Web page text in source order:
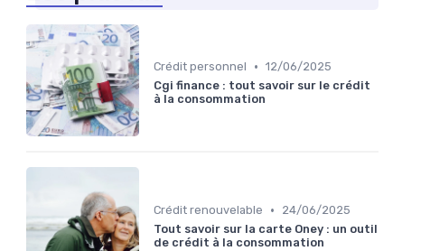
Crédit personnel • 12/06/2025
Cgi finance : tout savoir sur le crédit
à la consommation
Crédit renouvelable •
24/06/2025
Tout savoir sur la carte Oney : un outil
de crédit à la consommation